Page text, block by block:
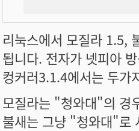
리눅스에서 모질라 1.5,
됩니다. 전자가 넷피아
컹커러3.1.4에서는 두가
모질라는 "청와대"의 경
불새는 그냥 "청와대"로